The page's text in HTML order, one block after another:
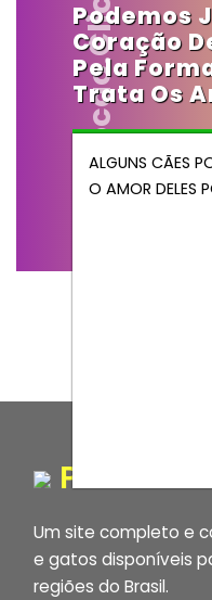
Vendocao.click
Podemos
Coração
Pela
Trata Os
ALGUNS CÃES
O AMOR DELES
PORTAL
Um site completo e
e gatos disponíveis
regiões do Brasil.